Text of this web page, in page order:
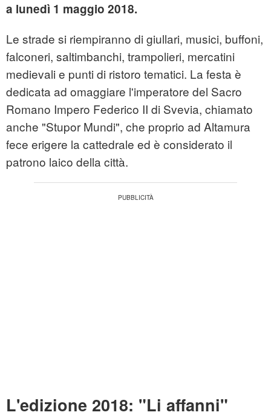
a lunedì 1 maggio 2018.
Le strade si riempiranno di giullari, musici, buffoni,
falconeri, saltimbanchi, trampolieri, mercatini
medievali e punti di ristoro tematici. La festa è
dedicata ad omaggiare l'imperatore del Sacro
Romano Impero Federico II di Svevia, chiamato
anche "Stupor Mundi", che proprio ad Altamura
fece erigere la cattedrale ed è considerato il
patrono laico della città.
L'edizione 2018: "Li affanni"